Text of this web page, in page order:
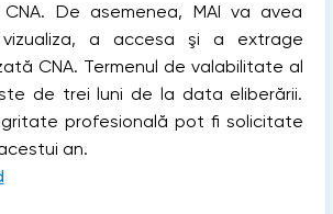
De asemenea, MAI va avea
a accesa şi a extrage
CNA. Termenul de valabilitate al
de trei luni de la data eliberării.
profesională pot fi solicitate
an.